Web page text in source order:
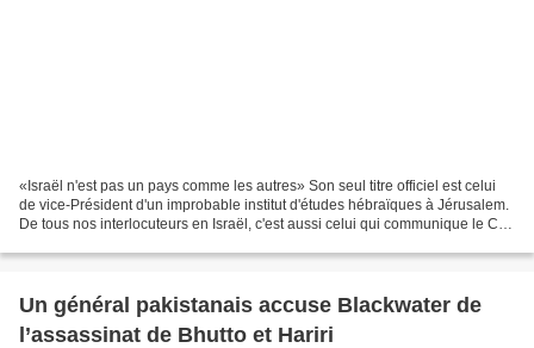
«Israël n'est pas un pays comme les autres» Son seul titre officiel est celui
de vice-Président d'un improbable institut d'études hébraïques à Jérusalem.
De tous nos interlocuteurs en Israël, c'est aussi celui qui communique le CV
Un général pakistanais accuse Blackwater de
l’assassinat de Bhutto et Hariri